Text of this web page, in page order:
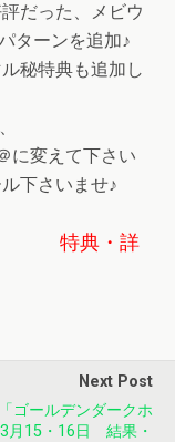
った、メビウ
ターンを追加♪
特典も追加し
変えて下さい
下さいませ♪
」 特典・詳
Next Post
ゴールデンダークホ
15・16日 結果・